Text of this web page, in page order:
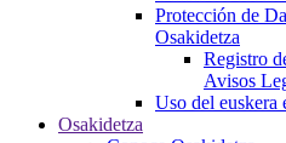
Protección de
Osakidetza
Registro
Avisos
Uso del euskera
Osakidetza